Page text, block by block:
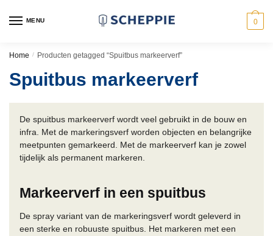
MENU 0
Home / Producten getagged “Spuitbus markeerverf”
Spuitbus markeerverf
De spuitbus markeerverf wordt veel gebruikt in de bouw en
infra. Met de markeringsverf worden objecten en belangrijke
meetpunten gemarkeerd. Met de markeerverf kan je zowel
tijdelijk als permanent markeren.
Markeerverf in een spuitbus
De spray variant van de markeringsverf wordt geleverd in
een sterke en robuuste spuitbus. Het markeren met een